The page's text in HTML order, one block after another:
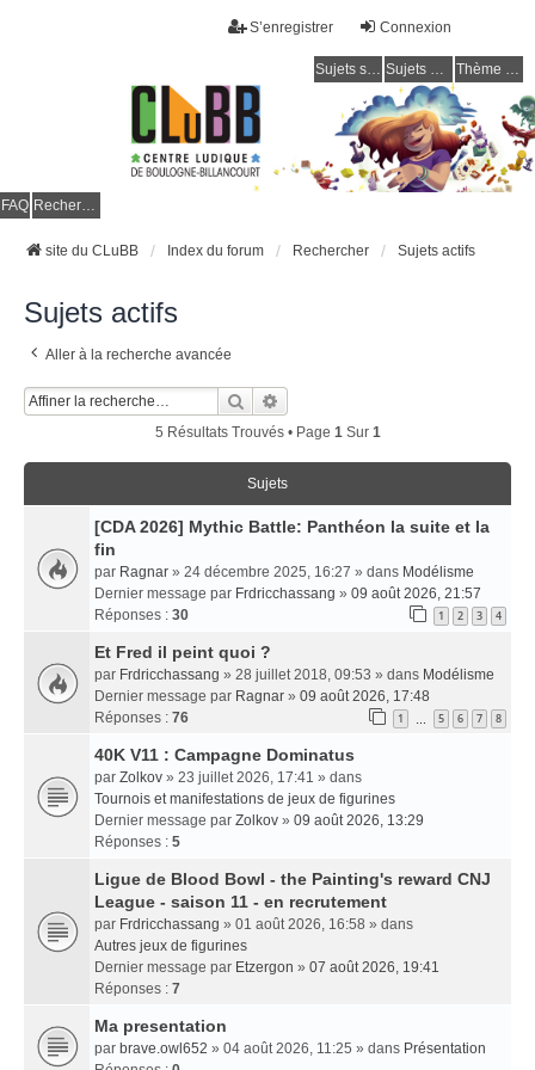
Connexion
S’enregistrer
Sujets sans réponse Sujets actifs Thème clair / foncé
FAQ Rechercher
site du CLuBB Index du forum Rechercher Sujets actifs
Sujets actifs
Aller à la recherche avancée
Rechercher
5 Résultats Trouvés • Page 1Sur 1
Sujets
[CDA 2026] Mythic Battle: Panthéon la suite et la
fin
par Ragnar » 24 décembre 2025, 16:27 » dans Modélisme
Dernier message par Frdricchassang » 09 août 2026, 21:57
Réponses : 30 1 2 3 4
Et Fred il peint quoi ?
par Frdricchassang » 28 juillet 2018, 09:53 » dans Modélisme
Dernier message par Ragnar » 09 août 2026, 17:48
Réponses : 76 1 5 6 7 8
40K V11 : Campagne Dominatus
par Zolkov » 23 juillet 2026, 17:41 » dans
Tournois et manifestations de jeux de figurines
Dernier message par Zolkov » 09 août 2026, 13:29
Réponses : 5
Ligue de Blood Bowl - the Painting's reward CNJ
League - saison 11 - en recrutement
par Frdricchassang » 01 août 2026, 16:58 » dans
Autres jeux de figurines
Dernier message par Etzergon » 07 août 2026, 19:41
Réponses : 7
Ma presentation
par brave.owl652 » 04 août 2026, 11:25 » dans Présentation